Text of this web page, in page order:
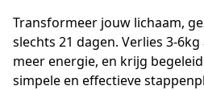
Transformeer jouw lichaam,
slechts 21 dagen. Verlies 3-
meer energie, en krijg
simpele en effectieve